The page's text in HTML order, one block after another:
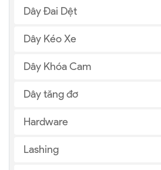
Dây Đai Dệt
Dây Kéo Xe
Dây Khóa Cam
Dây tăng đơ
Hardware
Lashing